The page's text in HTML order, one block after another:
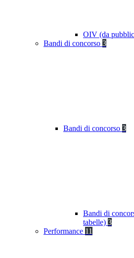
OIV (da
Bandi di concorso 3
Bandi di concorso 3
Bandi di
tabelle) 3
Performance 11